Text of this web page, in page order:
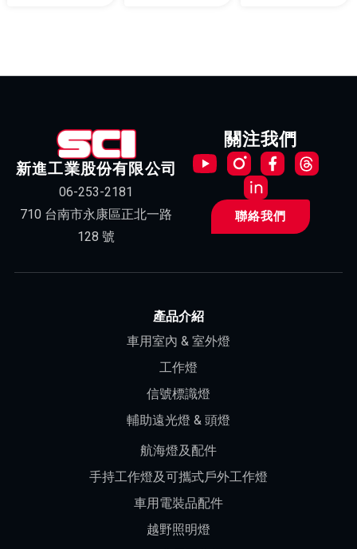
新進工業股份有限公司
06-253-2181
710 台南市永康區正北一路
128 號
關注我們
聯絡我們
產品介紹
車用室內 & 室外燈
工作燈
信號標識燈
輔助遠光燈 & 頭燈
航海燈及配件
手持工作燈及可攜式戶外工作燈
車用電裝品配件
越野照明燈